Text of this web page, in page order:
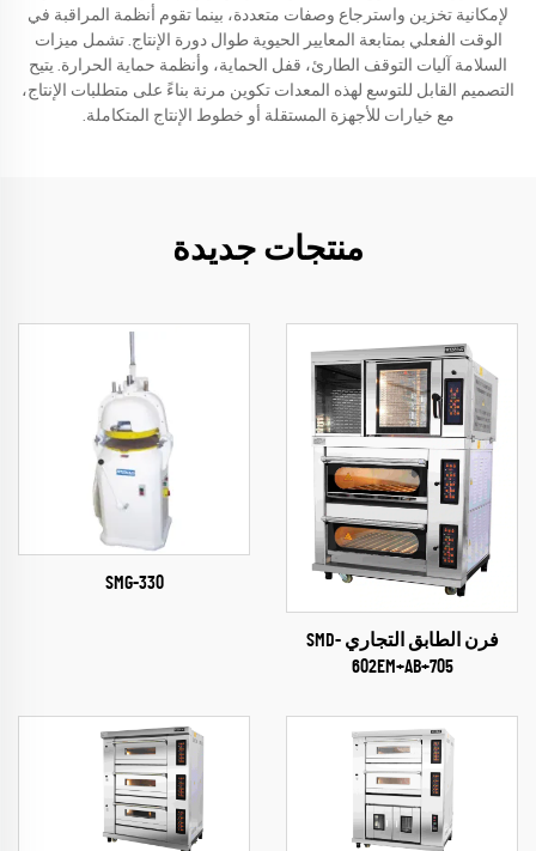
لإمكانية تخزين واسترجاع وصفات متعددة، بينما تقوم أنظمة المراقبة في
الوقت الفعلي بمتابعة المعايير الحيوية طوال دورة الإنتاج. تشمل ميزات
السلامة آليات التوقف الطارئ، قفل الحماية، وأنظمة حماية الحرارة. يتيح
التصميم القابل للتوسع لهذه المعدات تكوين مرنة بناءً على متطلبات الإنتاج،
مع خيارات للأجهزة المستقلة أو خطوط الإنتاج المتكاملة.
منتجات جديدة
فرن الطابق التجاري SMD-
602EM+AB+705
SMG-330